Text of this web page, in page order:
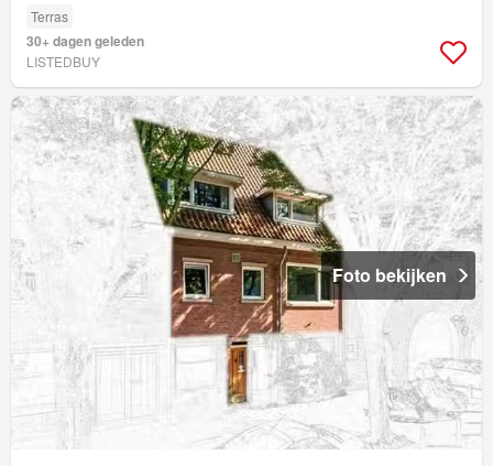
Terras
30+ dagen geleden
LISTEDBUY
Foto bekijken